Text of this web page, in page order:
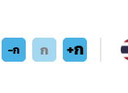
-ก ก +ก